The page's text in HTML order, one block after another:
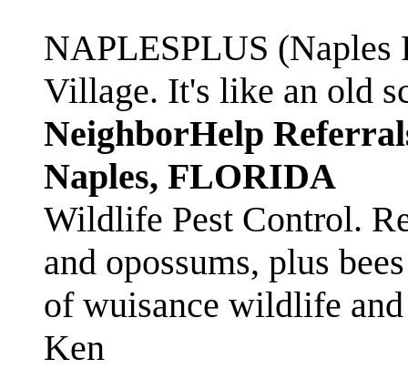
NAPLESPLUS
Village. It's like an old
NeighborHelp
Naples, FLORIDA
Wildlife Pest Control.
and opossums, plus
of wuisance wildlife
Ken